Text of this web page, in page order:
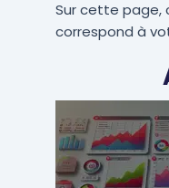
Sur cette page,
correspond à